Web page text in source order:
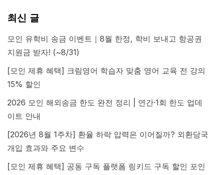
최신 글
모인 유학비 송금 이벤트｜8월 한정, 학비 보내고 항공권
지원금 받자! (~8/31)
[모인 제휴 혜택] 크림영어 학습자 맞춤 영어 교육 전 강의
15% 할인
2026 모인 해외송금 한도 완전 정리 | 연간·1회 한도 업데
이트 안내
[2026년 8월 1주차] 환율 하락 압력은 이어질까? 외환당국
개입 효과와 주요 변수
[모인 제휴 혜택] 공동 구독 플랫폼 링키드 구독 할인 포인